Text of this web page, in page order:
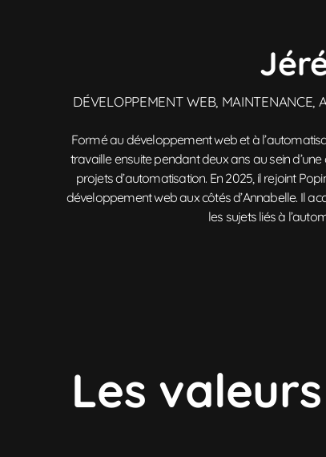
DÉVELOPPEMENT WEB, MAINTENANCE,
Formé au développement web et à
travaille ensuite pendant deux ans au sein
projets d’automatisation. En 2025, il rejoint
développement web aux côtés d’Annabelle. Il
les sujets liés à
Les